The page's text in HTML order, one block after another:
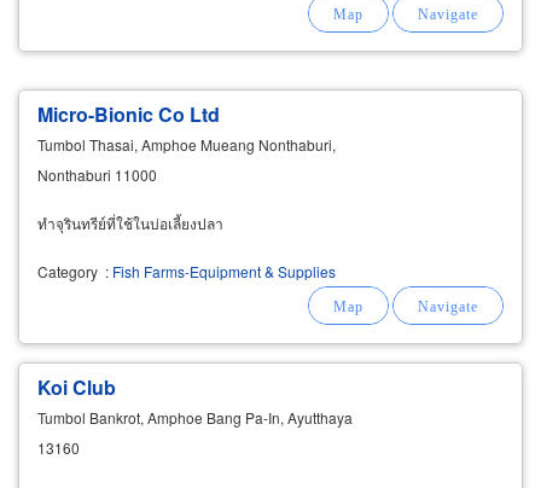
Micro-Bionic Co Ltd
Tumbol Thasai, Amphoe Mueang Nonthaburi,
Nonthaburi 11000
ทำจุรินทรีย์ที่ใช้ในบ่อเลี้ยงปลา
Category : Fish Farms-Equipment & Supplies
Koi Club
Tumbol Bankrot, Amphoe Bang Pa-In, Ayutthaya
13160